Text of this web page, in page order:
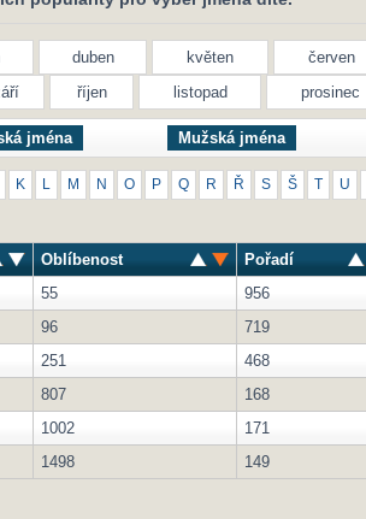
duben květen
červen
říjen listopad prosinec
jména Mužská jména
K M N O P Q R Ř S Š U
Oblíbenost
Pořadí
55
956
96
719
251
468
807
168
1002
171
1498 149